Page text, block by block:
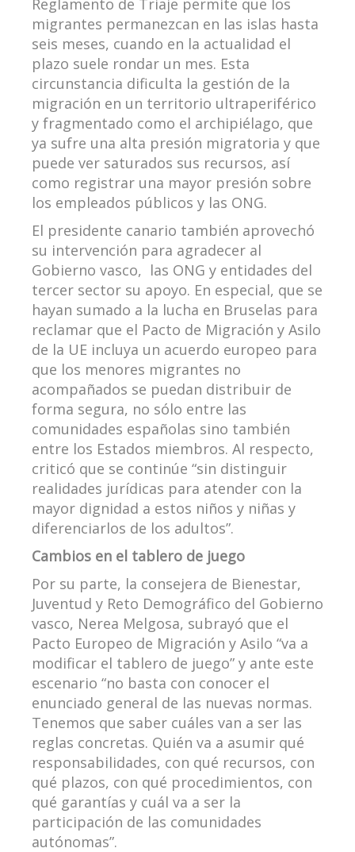
Reglamento de Triaje permite que los
migrantes permanezcan en las islas hasta
seis meses, cuando en la actualidad el
plazo suele rondar un mes. Esta
circunstancia dificulta la gestión de la
migración en un territorio ultraperiférico
y fragmentado como el archipiélago, que
ya sufre una alta presión migratoria y que
puede ver saturados sus recursos, así
como registrar una mayor presión sobre
los empleados públicos y las ONG.
El presidente canario también aprovechó
su intervención para agradecer al
Gobierno vasco, las ONG y entidades del
tercer sector su apoyo. En especial, que se
hayan sumado a la lucha en Bruselas para
reclamar que el Pacto de Migración y Asilo
de la UE incluya un acuerdo europeo para
que los menores migrantes no
acompañados se puedan distribuir de
forma segura, no sólo entre las
comunidades españolas sino también
entre los Estados miembros. Al respecto,
criticó que se continúe “sin distinguir
realidades jurídicas para atender con la
mayor dignidad a estos niños y niñas y
diferenciarlos de los adultos”.
Cambios en el tablero de juego
Por su parte, la consejera de Bienestar,
Juventud y Reto Demográfico del Gobierno
vasco, Nerea Melgosa, subrayó que el
Pacto Europeo de Migración y Asilo “va a
modificar el tablero de juego” y ante este
escenario “no basta con conocer el
enunciado general de las nuevas normas.
Tenemos que saber cuáles van a ser las
reglas concretas. Quién va a asumir qué
responsabilidades, con qué recursos, con
qué plazos, con qué procedimientos, con
qué garantías y cuál va a ser la
participación de las comunidades
autónomas”.